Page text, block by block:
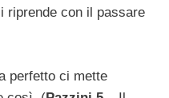
riprende con il passare
perfetto ci mette